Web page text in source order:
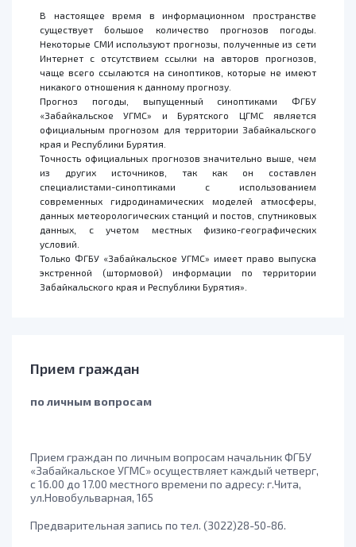
В настоящее время в информационном пространстве
существует большое количество прогнозов погоды.
Некоторые СМИ используют прогнозы, полученные из сети
Интернет с отсутствием ссылки на авторов прогнозов,
чаще всего ссылаются на синоптиков, которые не имеют
никакого отношения к данному прогнозу.
Прогноз погоды, выпущенный синоптиками ФГБУ
«Забайкальское УГМС» и Бурятского ЦГМС является
официальным прогнозом для территории Забайкальского
края и Республики Бурятия.
Точность официальных прогнозов значительно выше, чем
из других источников, так как он составлен
специалистами-синоптиками с использованием
современных гидродинамических моделей атмосферы,
данных метеорологических станций и постов, спутниковых
данных, с учетом местных физико-географических
условий.
Только ФГБУ «Забайкальское УГМС» имеет право выпуска
экстренной (штормовой) информации по территории
Забайкальского края и Республики Бурятия».
Прием граждан
по личным вопросам
Прием граждан по личным вопросам начальник ФГБУ
«Забайкальское УГМС» осуществляет каждый четверг,
с 16.00 до 17.00 местного времени по адресу: г.Чита,
ул.Новобульварная, 165
Предварительная запись по тел. (3022)28-50-86.